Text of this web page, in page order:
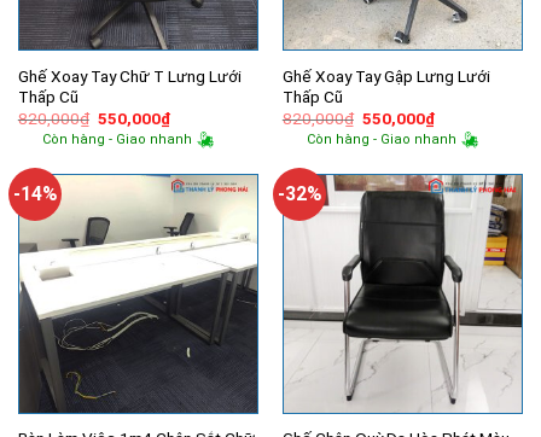
Ghế Xoay Tay Chữ T Lưng Lưới
Thấp Cũ
820,000₫ Giá
gốc
là:
550,000₫Giá
hiện
tại
550,000₫.
Còn hàng - Giao nhanh
Ghế Xoay Tay Gập Lưng Lưới
Thấp Cũ
820,000₫ Giá
gốc
là:
550,000₫Giá
hiện
tại
550,000₫.
Còn hàng - Giao nhanh
-14% -32%